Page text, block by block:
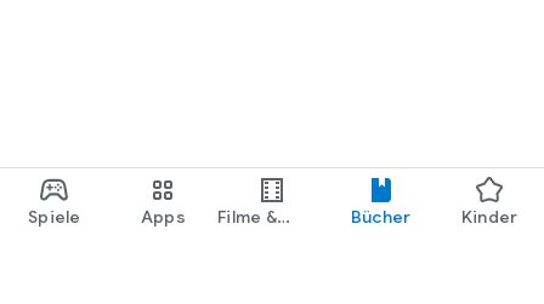
Spiele Apps
Filme &
Bücher Kinder